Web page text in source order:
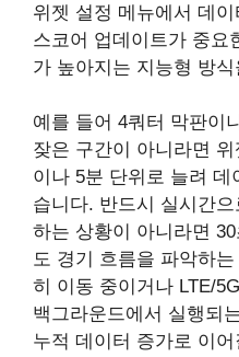
위젯 설정 메뉴에서 데
스코어 업데이트가 중요
가 높아지는 지능형 방
예를 들어 4쿼터 막판이
잦은 구간이 아니라면
이나 5분 단위로 늘려
습니다. 반드시 실시간
하는 상황이 아니라면
도 경기 흐름을 파악하
히 이동 중이거나 LTE/
백그라운드에서 실행되
누적 데이터 증가로 이